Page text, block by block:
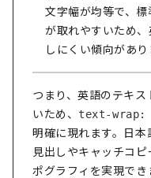
文字幅が均等で、
が取れやすいため
しにくい傾向があり
つまり、英語のテキ
いため、 text-wrap:
明確に現れます。日
見出しやキャッチコ
ポグラフィを実現でき